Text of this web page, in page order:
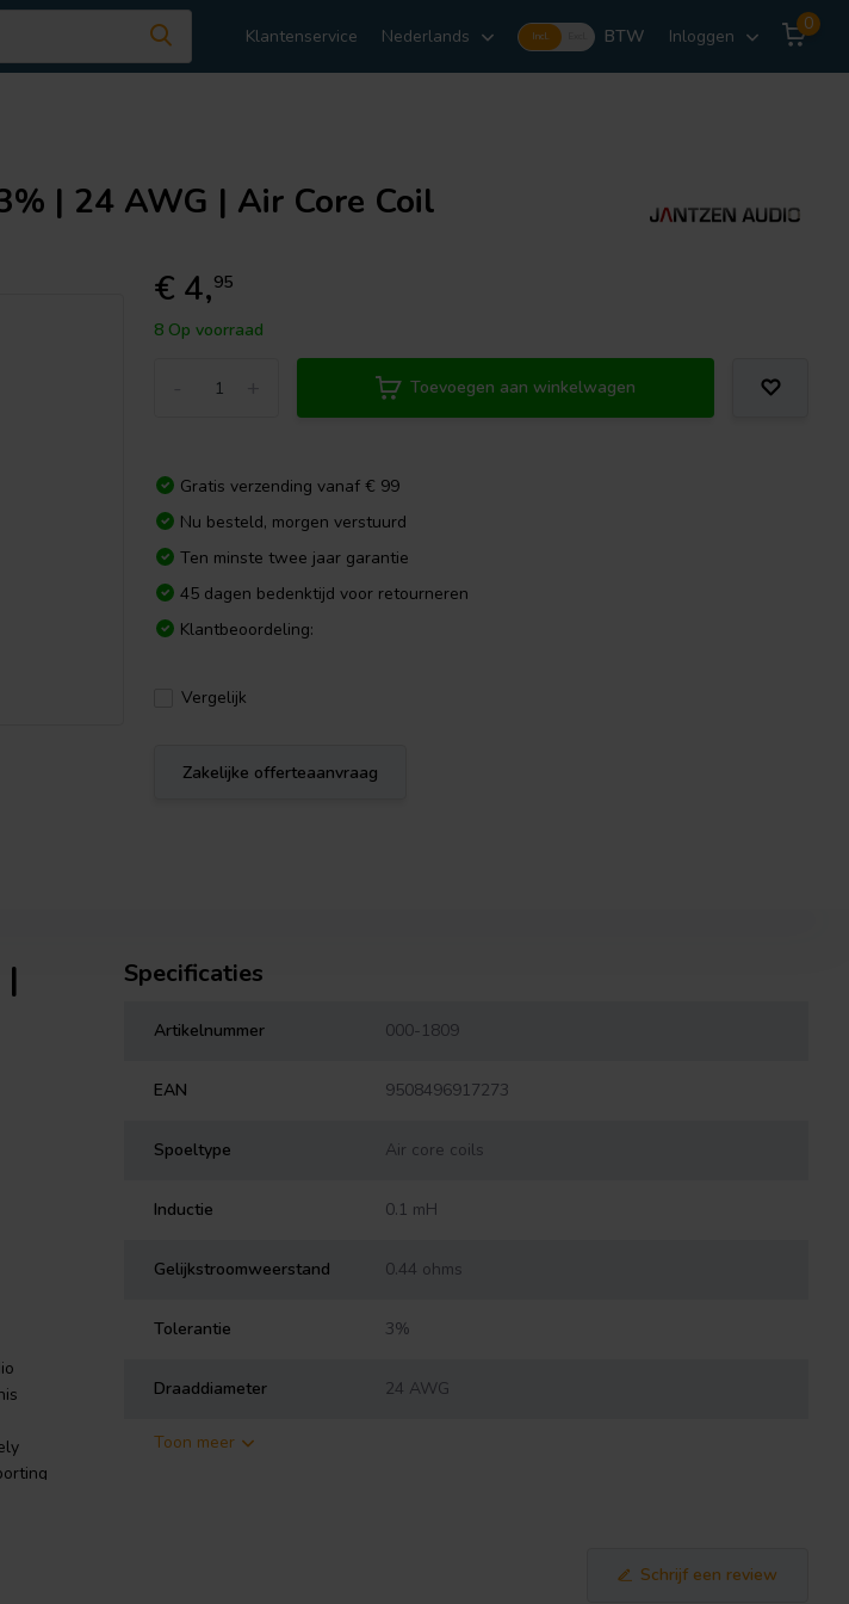
Klantenservice Nederlands Incl. BTW Inloggen
0
| 24 AWG | Air Core Coil
€ 4,95
8 Op voorraad
Toevoegen aan winkelwagen
Gratis verzending vanaf € 99
Nu besteld, morgen verstuurd
Ten minste twee jaar garantie
45 dagen bedenktijd voor retourneren
Klantbeoordeling:
Vergelijk
Zakelijke offerteaanvraag
Specificaties
Artikelnummer 000-1809
EAN 9508496917273
Spoeltype Air core coils
Inductie 0.1 mH
Gelijkstroomweerstand 0.44 ohms
Tolerantie 3%
Draaddiameter 24 AWG
Toon meer
Schrijf een review